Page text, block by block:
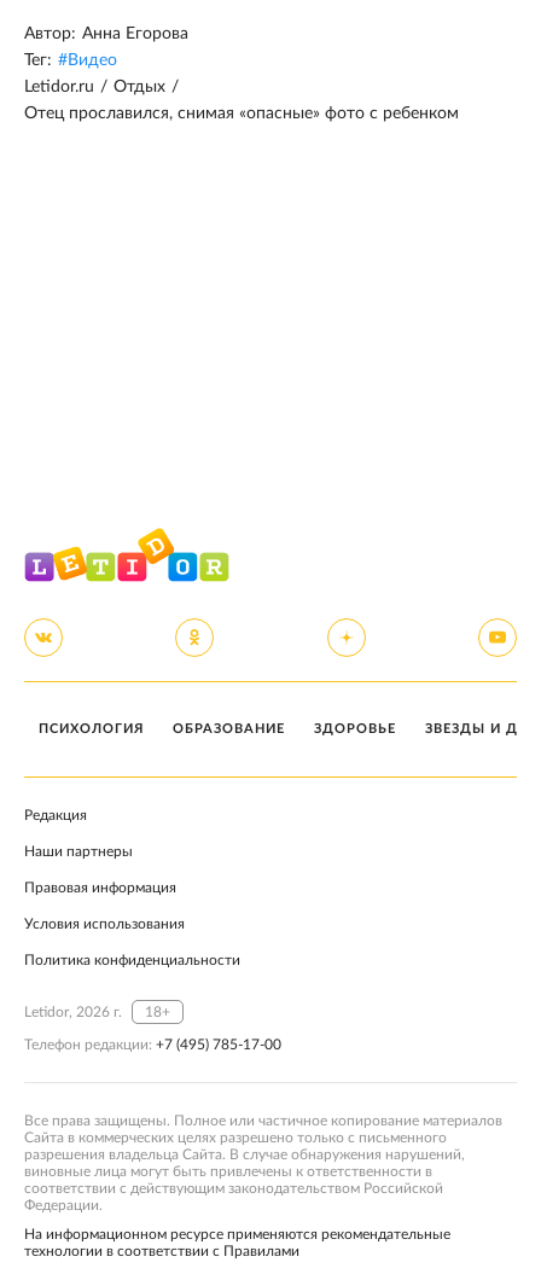
Автор: Анна Егорова
Тег: #Видео
Letidor.ru / Отдых /
Отец прославился, снимая «опасные» фото с ребенком
ПСИХОЛОГИЯ ОБРАЗОВАНИЕ ЗДОРОВЬЕ ЗВЕЗДЫ И
Редакция
Наши партнеры
Правовая информация
Условия использования
Политика конфиденциальности
Letidor, 2026 г. 18+
Телефон редакции: +7 (495) 785-17-00
Все права защищены. Полное или частичное копирование материалов
Сайта в коммерческих целях разрешено только с письменного
разрешения владельца Сайта. В случае обнаружения нарушений,
виновные лица могут быть привлечены к ответственности в
соответствии с действующим законодательством Российской
Федерации.
На информационном ресурсе применяются рекомендательные
технологии в соответствии с Правилами